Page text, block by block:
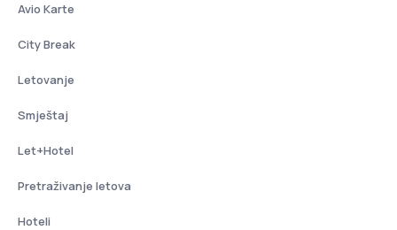
Avio Karte
City Break
Letovanje
Smještaj
Let+Hotel
Pretraživanje letova
Hoteli